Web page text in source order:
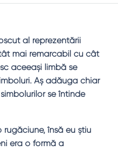
al reprezentării
mai remarcabil cu cât
aceeaşi limbă se
Aş adăuga chiar
se întinde
însă eu ştiu
era o formă a